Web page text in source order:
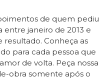
de quem pediu
entre janeiro de 2013 e
resultado. Conheça as
para cada pessoa que
de volta. Peça nossa
obra somente após o